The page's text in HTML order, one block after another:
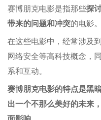
赛博朋克电影是指那些探
带来的问题和冲突的电影。
在这些电影中，经常涉及
网络安全等高科技概念，
系和互动。
赛博朋克电影的特点是黑
出一个不那么美好的未来